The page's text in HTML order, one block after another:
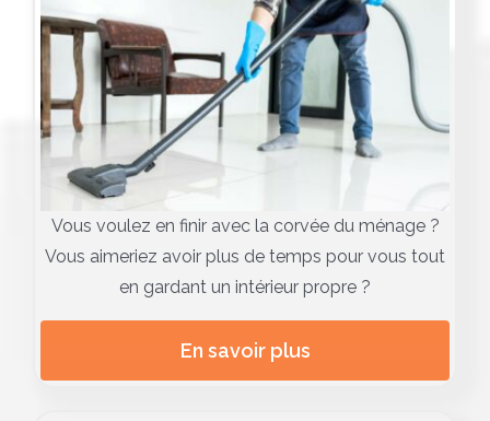
Vous voulez en finir avec la corvée du ménage ?
Vous aimeriez avoir plus de temps pour vous tout
en gardant un intérieur propre ?
En savoir plus